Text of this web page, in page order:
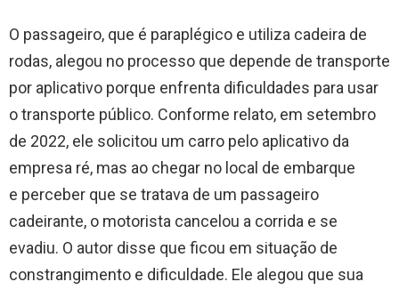
O passageiro, que é paraplégico e utiliza cadeira de
rodas, alegou no processo que depende de transporte
por aplicativo porque enfrenta dificuldades para usar
o transporte público. Conforme relato, em setembro
de 2022, ele solicitou um carro pelo aplicativo da
empresa ré, mas ao chegar no local de embarque
e perceber que se tratava de um passageiro
cadeirante, o motorista cancelou a corrida e se
evadiu. O autor disse que ficou em situação de
constrangimento e dificuldade. Ele alegou que sua